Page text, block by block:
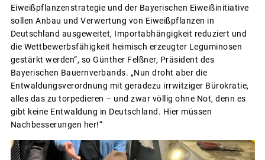
Eiweißpflanzenstrategie und der Bayerischen Eiweißinitiative
sollen Anbau und Verwertung von Eiweißpflanzen in
Deutschland ausgeweitet, Importabhängigkeit reduziert und
die Wettbewerbsfähigkeit heimisch erzeugter Leguminosen
gestärkt werden“, so Günther Felßner, Präsident des
Bayerischen Bauernverbands. „Nun droht aber die
Entwaldungsverordnung mit geradezu irrwitziger Bürokratie,
alles das zu torpedieren – und zwar völlig ohne Not, denn es
gibt keine Entwaldung in Deutschland. Hier müssen
Nachbesserungen her!“